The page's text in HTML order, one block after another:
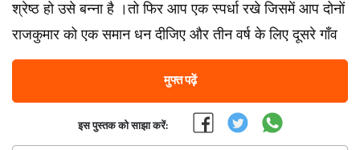
श्रेष्ठ हो उसे बन्ना है ।तो फिर आप एक स्पर्धा रखे जिसमें आप दोनों
राजकुमार को एक समान धन दीजिए और तीन वर्ष के लिए दूसरे गाँव
मुफ्त पढ़ें
इस पुस्तक को साझा करें: